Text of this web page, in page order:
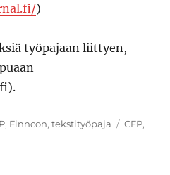
)
työpajaan liittyen,
, Finncon,tekstityöpaja Tags
CFP,